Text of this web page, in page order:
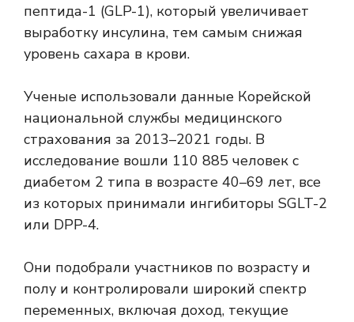
пептида-1 (GLP-1), который увеличивает
выработку инсулина, тем самым снижая
уровень сахара в крови.
Ученые использовали данные Корейской
национальной службы медицинского
страхования за 2013–2021 годы. В
исследование вошли 110 885 человек с
диабетом 2 типа в возрасте 40–69 лет, все
из которых принимали ингибиторы SGLT-2
или DPP-4.
Они подобрали участников по возрасту и
полу и контролировали широкий спектр
переменных, включая доход, текущие